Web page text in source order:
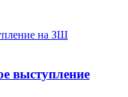
на ЗШ
выступление